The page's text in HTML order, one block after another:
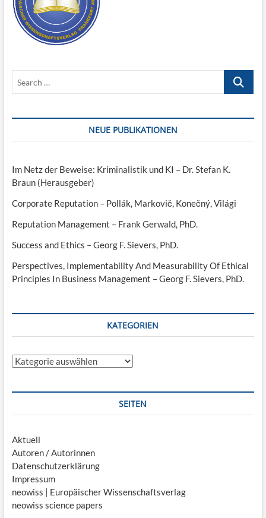
Search
NEUE PUBLIKATIONEN
Im Netz der Beweise: Kriminalistik und KI – Dr. Stefan K.
Braun (Herausgeber)
Corporate Reputation – Pollák, Markovič, Konečný, Világi
Reputation Management – Frank Gerwald, PhD.
Success and Ethics – Georg F. Sievers, PhD.
Perspectives, Implementability And Measurability Of Ethical
Principles In Business Management – Georg F. Sievers, PhD.
KATEGORIEN
Kategorien
SEITEN
Aktuell
Autoren / Autorinnen
Datenschutzerklärung
Impressum
neowiss | Europäischer Wissenschaftsverlag
neowiss science papers